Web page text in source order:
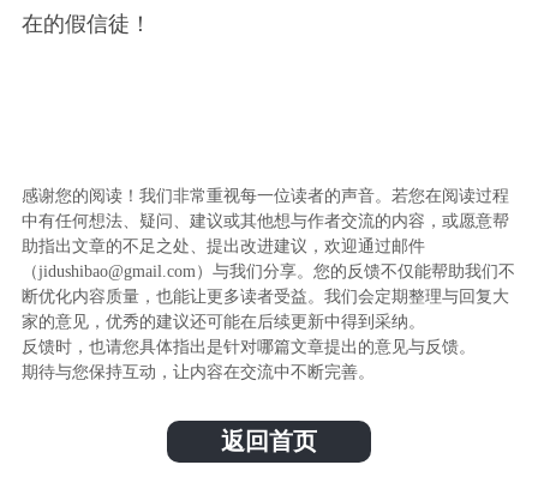
在的假信徒！
感谢您的阅读！我们非常重视每一位读者的声音。若您在阅读过程
中有任何想法、疑问、建议或其他想与作者交流的内容，或愿意帮
助指出文章的不足之处、提出改进建议，欢迎通过邮件
（jidushibao@gmail.com）与我们分享。您的反馈不仅能帮助我们不
断优化内容质量，也能让更多读者受益。我们会定期整理与回复大
家的意见，优秀的建议还可能在后续更新中得到采纳。
反馈时，也请您具体指出是针对哪篇文章提出的意见与反馈。
期待与您保持互动，让内容在交流中不断完善。
返回首页